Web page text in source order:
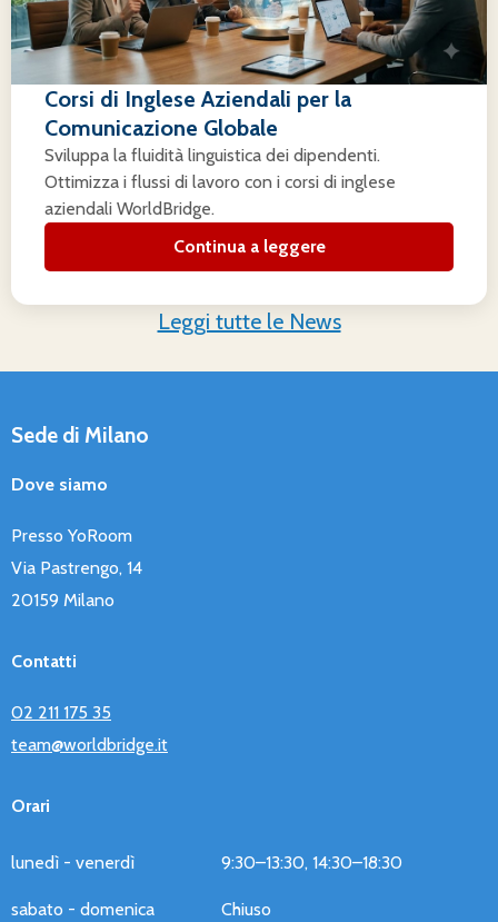
Corsi di Inglese Aziendali per la
Comunicazione Globale
Sviluppa la fluidità linguistica dei dipendenti.
Ottimizza i flussi di lavoro con i corsi di inglese
aziendali WorldBridge.
Continua a leggere
Leggi tutte le News
Sede di Milano
Dove siamo
Presso YoRoom
Via Pastrengo, 14
20159 Milano
Contatti
02 211 175 35
team@worldbridge.it
Orari
lunedì - venerdì 9:30–13:30, 14:30–18:30
sabato - domenica Chiuso